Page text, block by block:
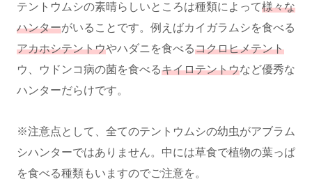
テントウムシの素晴らしいところは種類によって様々な
ハンターがいることです。例えばカイガラムシを食べる
アカホシテントウやハダニを食べるコクロヒメテント
ウ、ウドンコ病の菌を食べるキイロテントウなど優秀な
ハンターだらけです。
※注意点として、全てのテントウムシの幼虫がアブラム
シハンターではありません。中には草食で植物の葉っぱ
を食べる種類もいますのでご注意を。